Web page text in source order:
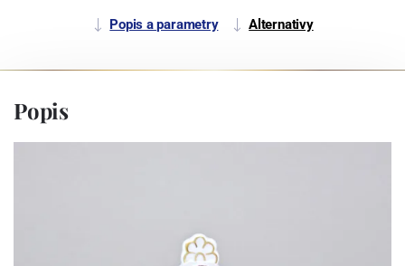
Popis a parametry Alternativy
Popis